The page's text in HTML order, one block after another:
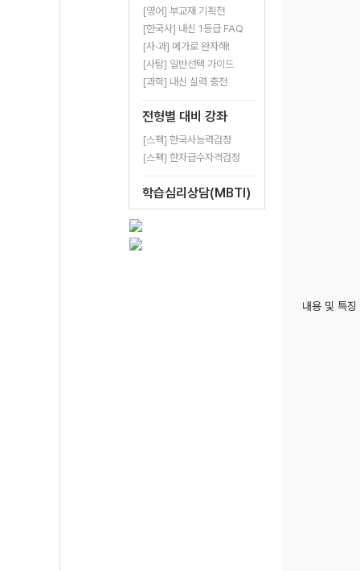
[영어] 부교재 기획전
[한국사] 내신 1등급 FAQ
[사·과] 메가로 완자해!
[사탐] 일반선택 가이드
[과학] 내신 실력 충전
전형별 대비 강좌
[스펙] 한국사능력검정
[스펙] 한자급수자격검정
학습심리상담(MBTI)
내용 및 특징